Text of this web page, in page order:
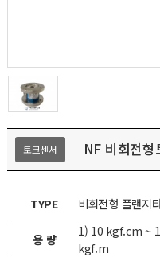
토크센서 NF 비회전형
TYPE 비회전형 플랜지
용 량
1) 10 kgf.cm ~
kgf.m